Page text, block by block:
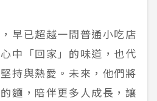
早已超越一間普通小吃店
中「回家」的味道，也代
持與熱愛。未來，他們將
麵，陪伴更多人成長，讓